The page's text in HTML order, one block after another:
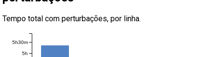
Tempo total com perturbações, por linha.
5h
5h30m